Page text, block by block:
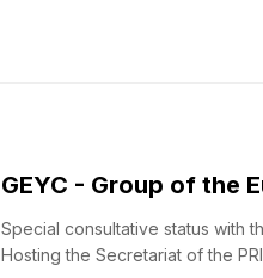
GEYC - Group of the
Special consultative status with
Hosting the Secretariat of the